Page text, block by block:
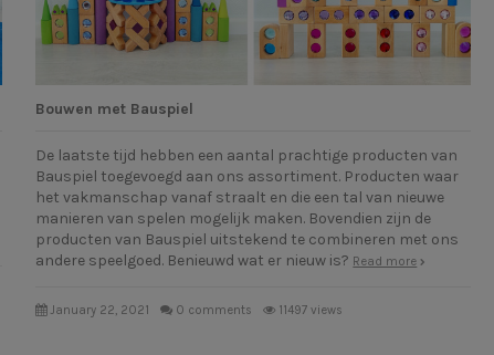
Bouwen met Bauspiel
De laatste tijd hebben een aantal prachtige producten van
Bauspiel toegevoegd aan ons assortiment. Producten waar
het vakmanschap vanaf straalt en die een tal van nieuwe
manieren van spelen mogelijk maken. Bovendien zijn de
producten van Bauspiel uitstekend te combineren met ons
andere speelgoed. Benieuwd wat er nieuw is? Read more
January 22, 2021 0 comments 11497 views